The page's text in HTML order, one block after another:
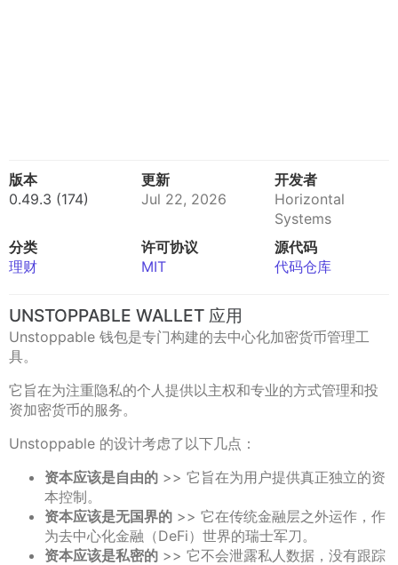
版本
0.49.3 (174)
更新
Jul 22, 2026
开发者
Horizontal
Systems
分类
理财
许可协议
MIT
源代码
代码仓库
UNSTOPPABLE WALLET 应用
Unstoppable 钱包是专门构建的去中心化加密货币管理工
具。
它旨在为注重隐私的个人提供以主权和专业的方式管理和投
资加密货币的服务。
Unstoppable 的设计考虑了以下几点：
资本应该是自由的 >> 它旨在为用户提供真正独立的资
本控制。
资本应该是无国界的 >> 它在传统金融层之外运作，作
为去中心化金融（DeFi）世界的瑞士军刀。
资本应该是私密的 >> 它不会泄露私人数据，没有跟踪